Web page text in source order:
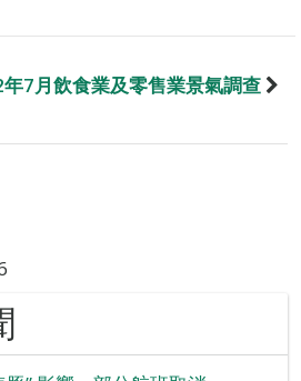
7月飲食業及零售業景氣調查